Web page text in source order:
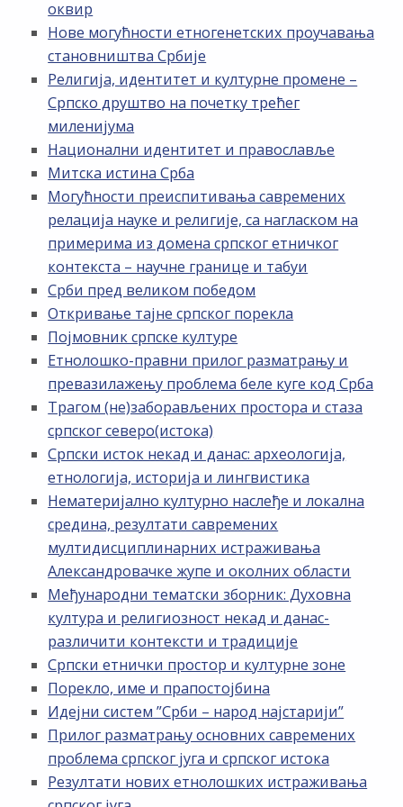
оквир
Нове могућности етногенетских проучавања
становништва Србије
Религија, идентитет и културне промене –
Српско друштво на почетку трећег
миленијума
Национални идентитет и православље
Митска истина Срба
Могућности преиспитивања савремених
релација науке и религије, са нагласком на
примерима из домена српског етничког
контекста – научне границе и табуи
Срби пред великом победом
Откривање тајне српског порекла
Појмовник српске културе
Етнолошко-правни прилог разматрању и
превазилажењу проблема беле куге код Срба
Трагом (не)заборављених простора и стаза
српског северо(истока)
Српски исток некад и данас: археологија,
етнологија, историја и лингвистика
Нематеријално културно наслеђе и локална
средина, резултати савремених
мултидисциплинарних истраживања
Александровачке жупе и околних области
Међународни тематски зборник: Духовна
култура и религиозност некад и данас-
различити контексти и традиције
Српски етнички простор и културне зоне
Порекло, име и прапостојбина
Идејни систем ”Срби – народ најстарији”
Прилог разматрању основних савремених
проблема српског југа и српског истока
Резултати нових етнолошких истраживања